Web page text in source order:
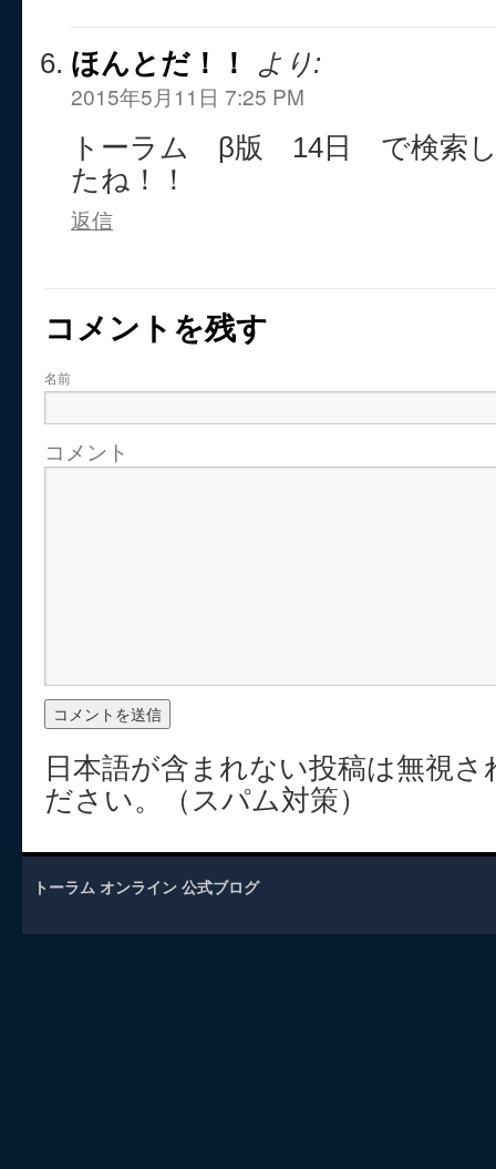
ほんとだ！！ より:
2015年5月11日 7:25 PM
トーラム β版 14日 で検索し
たね！！
返信
コメントを残す
名前
コメント
日本語が含まれない投稿は無視
ださい。（スパム対策）
トーラム オンライン 公式ブログ